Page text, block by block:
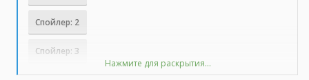
Спойлер: 2
Спойлер: 3
Нажмите для раскрытия...